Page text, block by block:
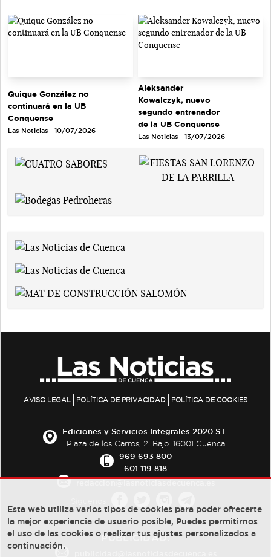
Quique González no
continuará en la UB
Conquense
Las Noticias - 10/07/2026
Aleksander
Kowalczyk, nuevo
segundo entrenador
de la UB Conquense
Las Noticias - 13/07/2026
AVISO LEGAL POLÍTICA DE PRIVACIDAD POLÍTICA DE COOKIES
Ediciones y Servicios Integrales 2020 S.L.
Plaza de los Carros, 2. Bajo. 16001 Cuenca
969 693 800
601 119 818
PUBLICIDAD:
Esta web utiliza varios tipos de cookies para poder ofrecerte
la mejor experiencia de usuario posible, Puedes permitirnos
el uso de las cookies o realizar tus ajustes personalizados a
continuación.